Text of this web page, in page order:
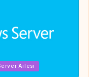
Ailesi